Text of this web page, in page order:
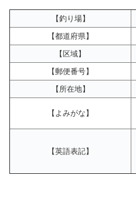
【釣り場】
【都道府県】
【区域】
【郵便番号】
【所在地】
【よみがな】
【英語表記】